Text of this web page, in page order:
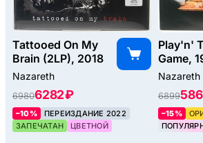
Tattooed On My
Brain (2LP), 2018
Nazareth
69806282 ₽
–10%
ПЕРЕИЗДАНИЕ 2022
ЗАПЕЧАТАН
ЦВЕТНОЙ
Play'n'
Game,
Nazareth
6899
–15%